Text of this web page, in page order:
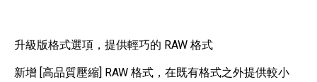
升級版格式選項，提供輕巧的 RAW 格式
新增 [高品質壓縮] RAW 格式，在既有格式之外提供較小